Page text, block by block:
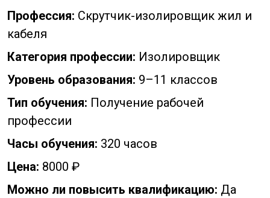
Профессия: Скрутчик-изолировщик жил и
кабеля
Категория профессии: Изолировщик
Уровень образования: 9–11 классов
Тип обучения: Получение рабочей
профессии
Часы обучения: 320 часов
Цена: 8000 ₽
Можно ли повысить квалификацию: Да